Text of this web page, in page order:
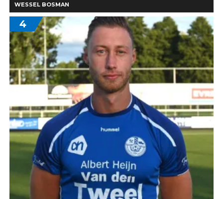
WESSEL BOSMAN
4